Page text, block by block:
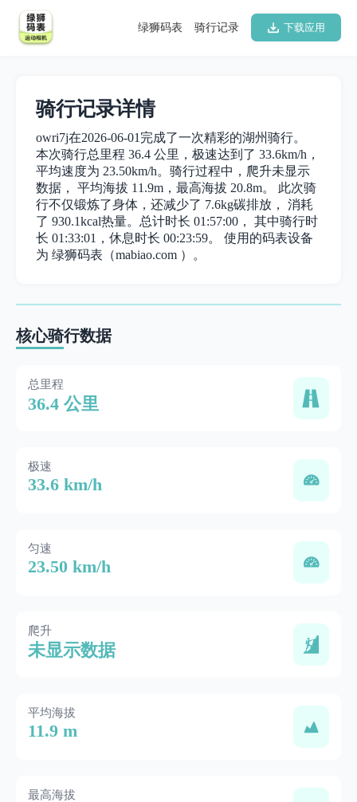
下载应用
骑行记录
绿狮码表
骑行记录详情
owri7j在2026-06-01完成了一次精彩的湖州骑行。
本次骑行总里程 36.4 公里，极速达到了 33.6km/h，
平均速度为 23.50km/h。骑行过程中，爬升未显示
数据， 平均海拔 11.9m，最高海拔 20.8m。 此次骑
行不仅锻炼了身体，还减少了 7.6kg碳排放， 消耗
了 930.1kcal热量。总计时长 01:57:00， 其中骑行时
长 01:33:01，休息时长 00:23:59。 使用的码表设备
为 绿狮码表（mabiao.com ）。
核心骑行数据
总里程
36.4 公里
极速
33.6 km/h
匀速
23.50 km/h
爬升
未显示数据
平均海拔
11.9 m
最高海拔